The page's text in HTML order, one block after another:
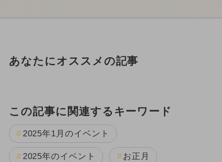
あなたにオススメの記事
この記事に関連するキーワード
2025年1月のイベント
2025年のイベント お正月